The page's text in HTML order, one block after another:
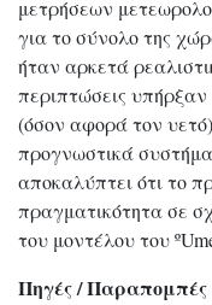
μετρήσεων
για το σύνολο της
ήταν αρκετά
περιπτώσεις υπήρξαν
(όσον αφορά τον
προγνωστικά
αποκαλύπτει ότι το
πραγματικότητα σε
του μοντέλου του
Πηγές / Παραπομπές